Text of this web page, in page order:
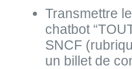
Transmettre
chatbot
SNCF
un billet de